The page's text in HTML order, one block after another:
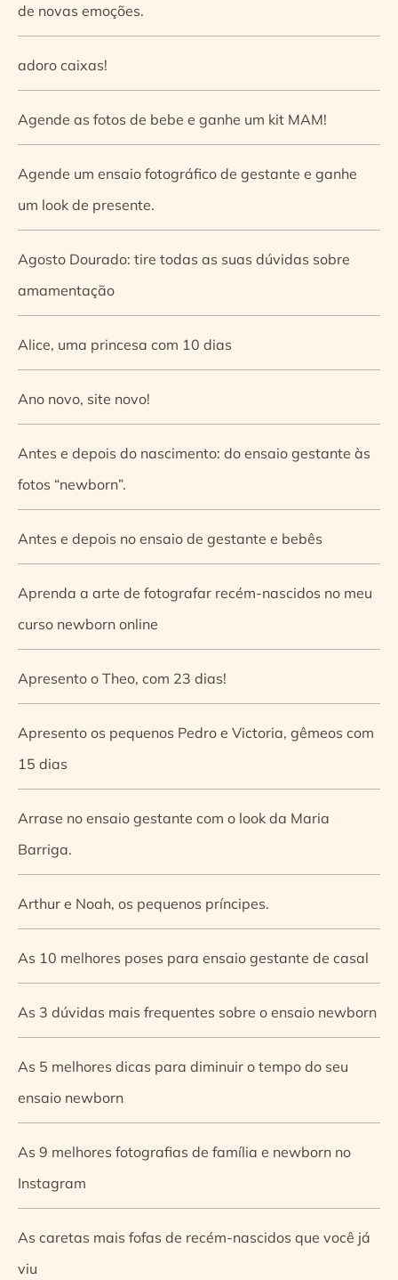
de novas emoções.
adoro caixas!
Agende as fotos de bebe e ganhe um kit MAM!
Agende um ensaio fotográfico de gestante e ganhe
um look de presente.
Agosto Dourado: tire todas as suas dúvidas sobre
amamentação
Alice, uma princesa com 10 dias
Ano novo, site novo!
Antes e depois do nascimento: do ensaio gestante às
fotos “newborn”.
Antes e depois no ensaio de gestante e bebês
Aprenda a arte de fotografar recém-nascidos no meu
curso newborn online
Apresento o Theo, com 23 dias!
Apresento os pequenos Pedro e Victoria, gêmeos com
15 dias
Arrase no ensaio gestante com o look da Maria
Barriga.
Arthur e Noah, os pequenos príncipes.
As 10 melhores poses para ensaio gestante de casal
As 3 dúvidas mais frequentes sobre o ensaio newborn
As 5 melhores dicas para diminuir o tempo do seu
ensaio newborn
As 9 melhores fotografias de família e newborn no
Instagram
As caretas mais fofas de recém-nascidos que você já
viu